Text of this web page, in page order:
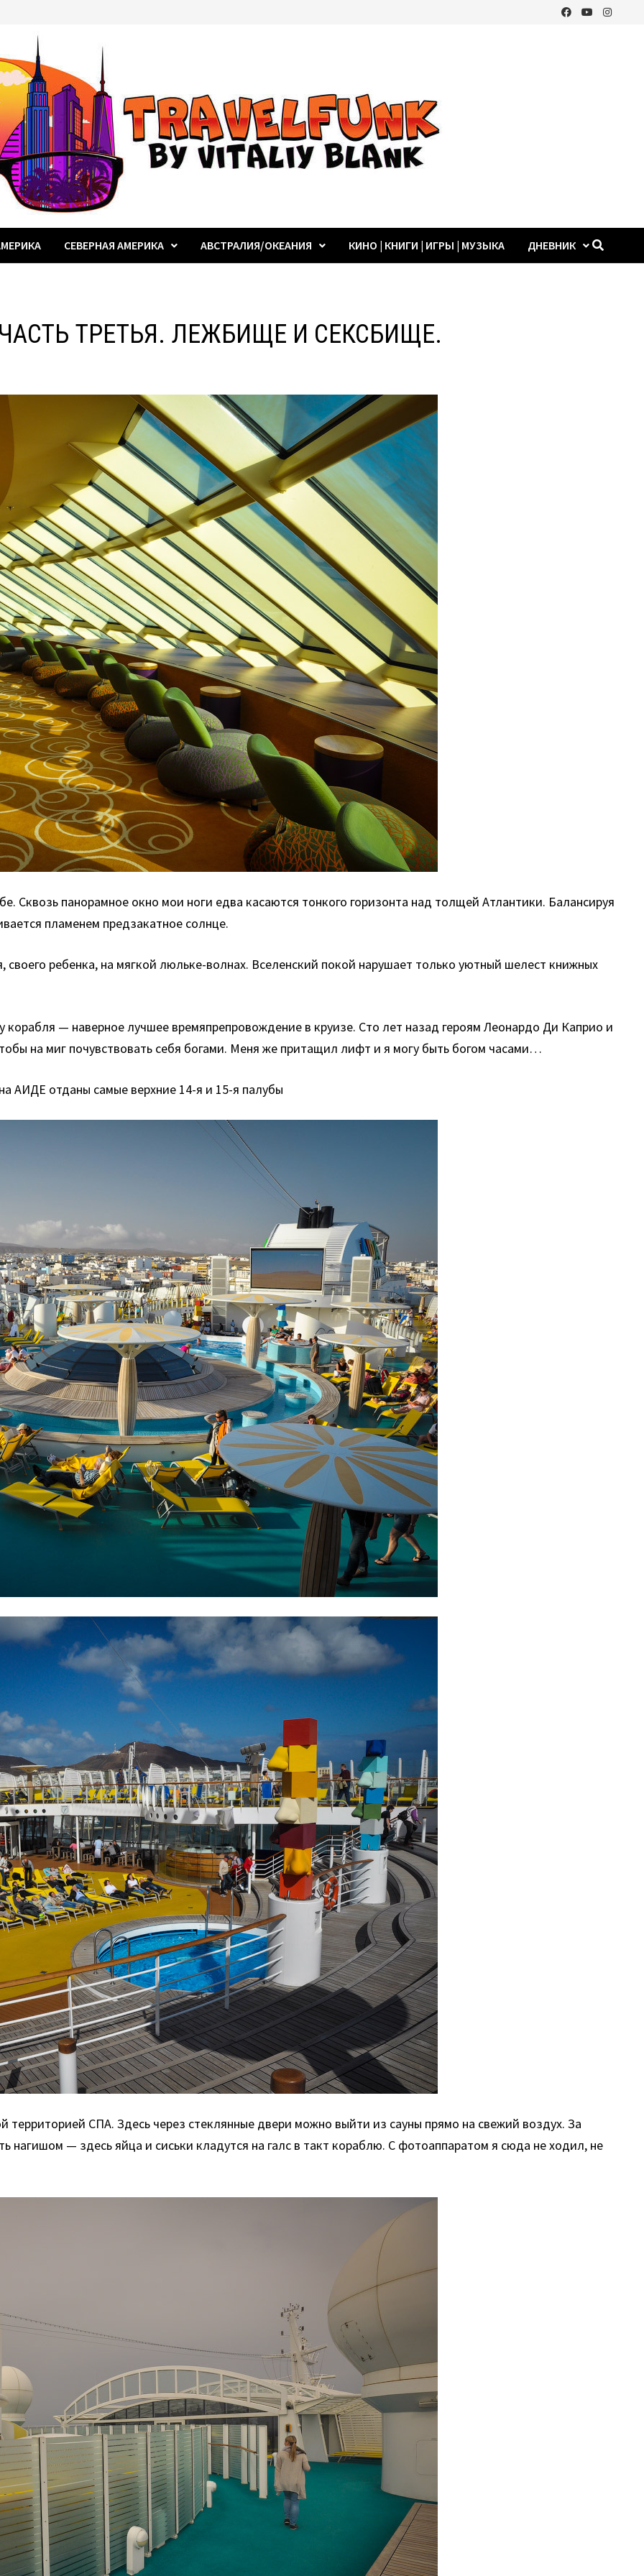
СЕВЕРНАЯ АМЕРИКА АВСТРАЛИЯ/ОКЕАНИЯ КИНО | КНИГИ | ИГРЫ | МУЗЫКА ДНЕВНИК
ТРЕТЬЯ. ЛЕЖБИЩЕ И СЕКСБИЩЕ.
Cквозь панорамное окно мои ноги едва касаются тонкого горизонта над толщей Атлантики. Балансируя
пламенем предзакатное солнце.
ребенка, на мягкой люльке-волнах. Вселенский покой нарушает только уютный шелест книжных
— наверное лучшее времяпрепровождение в круизе. Сто лет назад героям Леонардо Ди Каприо и
на миг почувствовать себя богами. Меня же притащил лифт и я могу быть богом часами…
АИДЕ отданы самые верхние 14-я и 15-я палубы
территорией СПА. Здесь через стеклянные двери можно выйти из сауны прямо на свежий воздух. За
нагишом — здесь яйца и сиськи кладутся на галс в такт кораблю. С фотоаппаратом я сюда не ходил, не